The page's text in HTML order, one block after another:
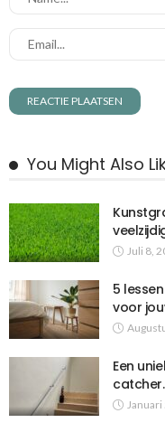
You Might Also
Juli 8,
5
voor
Een
catcher.